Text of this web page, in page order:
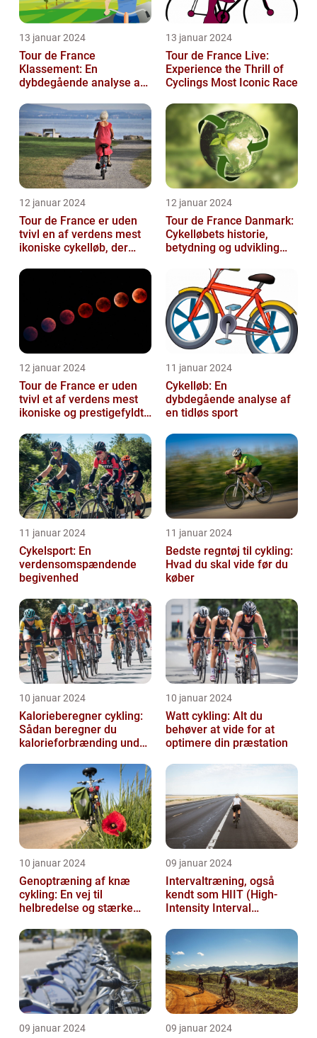
13 januar 2024
Tour de France
Klassement: En
dybdegående analyse af
13 januar 2024
Tour de France Live:
Experience the Thrill of
Cyclings Most Iconic Race
12 januar 2024
Tour de France er uden
tvivl en af verdens mest
ikoniske cykelløb, der
millioner...
12 januar 2024
Tour de France Danmark:
Cykelløbets historie,
betydning og udvikling
12 januar 2024
Tour de France er uden
tvivl et af verdens mest
ikoniske og prestigefyldte
11 januar 2024
Cykelløb: En
dybdegående analyse af
en tidløs sport
11 januar 2024
Cykelsport: En
verdensomspændende
begivenhed
11 januar 2024
Bedste regntøj til cykling:
Hvad du skal vide før du
køber
10 januar 2024
Kalorieberegner cykling:
Sådan beregner du
kalorieforbrænding under
10 januar 2024
Watt cykling: Alt du
behøver at vide for at
optimere din præstation
10 januar 2024
Genoptræning af knæ
cykling: En vej til
helbredelse og stærke
09 januar 2024
Intervaltræning, også
kendt som HIIT (High-
Intensity Interval
træningsmetod...
09 januar 2024 09 januar 2024